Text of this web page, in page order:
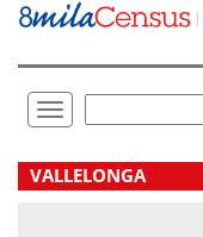
Vai
direttamente
Toggle
navigation
.
VALLELONGA